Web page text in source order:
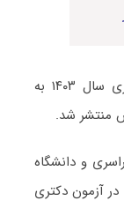
سوالات آزمون دکتری سنجش و اندازه گیری سال ۱۴۰۳ به
منتشر شد.
و دانشگاه
در آزمون دکتری